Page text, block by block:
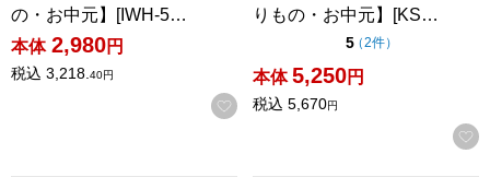
の・お中元】[IWH-5…
本体 2,980円
税込 3,218.40円
お気に入りに登録する
りもの・お中元】[KS…
5点（5点満点中）
（2件の評価
）
本体 5,250円
税込 5,670円